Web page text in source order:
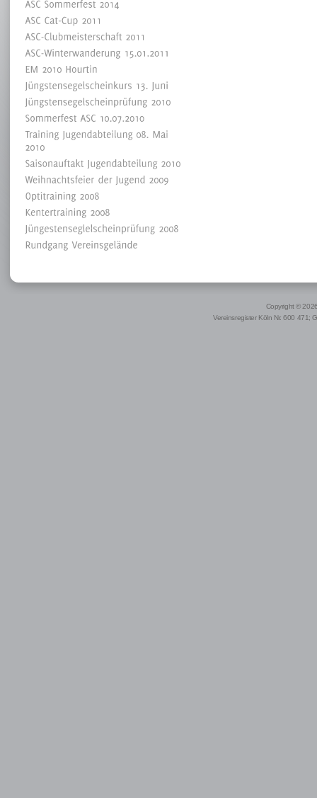
Copyright ©
Vereinsregister Köln Nr. 600 471;